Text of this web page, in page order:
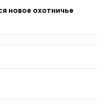
новое охотничье